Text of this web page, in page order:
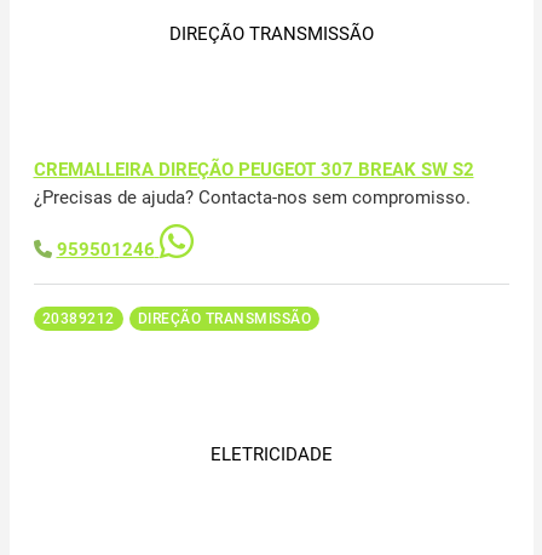
DIREÇÃO TRANSMISSÃO
CREMALLEIRA DIREÇÃO PEUGEOT 307 BREAK SW S2
¿Precisas de ajuda? Contacta-nos sem compromisso.
959501246
20389212 DIREÇÃO TRANSMISSÃO
ELETRICIDADE